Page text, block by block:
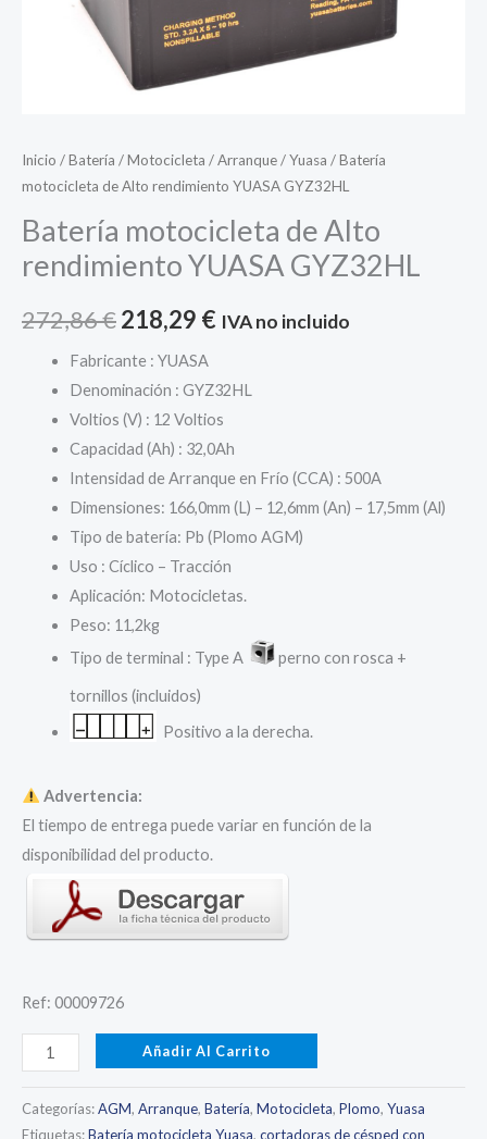
Inicio /Batería /Motocicleta /Arranque/Yuasa / Batería
motocicleta de Alto rendimiento YUASA GYZ32HL
Batería motocicleta de Alto
rendimiento YUASA GYZ32HL
272,86€El
precio
original
era:
272,86 €.
218,29 €El
actual
es:
218,29 €.
IVA no incluido
Fabricante : YUASA
Denominación : GYZ32HL
Voltios (V) : 12 Voltios
Capacidad (Ah) : 32,0Ah
Intensidad de Arranque en Frío (CCA) : 500A
Dimensiones: 166,0mm (L) – 12,6mm (An) – 17,5mm (Al)
Tipo de batería: Pb (Plomo AGM)
Uso : Cíclico – Tracción
Aplicación: Motocicletas.
Peso: 11,2kg
Tipo de terminal : Type A
perno con rosca +
tornillos (incluidos)
Positivo a la derecha.
Advertencia:
El tiempo de entrega puede variar en función de la
disponibilidad del producto.
Ref: 00009726
Batería
motocicleta
de
Alto
Añadir Al Carrito
Categorías:AGM, Arranque, Batería, Motocicleta, Plomo, Yuasa
Etiquetas:Batería motocicleta Yuasa, cortadoras de césped con